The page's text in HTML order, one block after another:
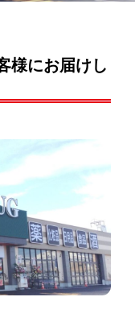
様にお届けし